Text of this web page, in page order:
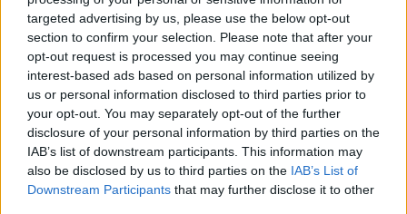
targeted advertising by us, please use the below opt-out
section to confirm your selection. Please note that after your
opt-out request is processed you may continue seeing
interest-based ads based on personal information utilized by
us or personal information disclosed to third parties prior to
your opt-out. You may separately opt-out of the further
disclosure of your personal information by third parties on the
IAB’s list of downstream participants. This information may
also be disclosed by us to third parties on the IAB’s List of
Downstream Participants that may further disclose it to other
Η Λαϊκή Αγορά στο Λαύριο θα πραγματοποιηθεί:
✎ αντί της Πέμπτης 25 Δεκεμβρίου 2025, την
Δευτέρα 22 Δεκεμβρίου 2025.
✎ αντί της Πέμπτης 01 Ιανουαρίου 2026, την
Δευτέρα 29 Δεκεμβρίου 2025.